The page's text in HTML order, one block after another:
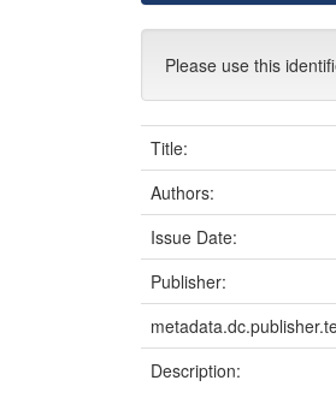
Please use this
Title:
Authors:
Issue Date:
Publisher:
Description: